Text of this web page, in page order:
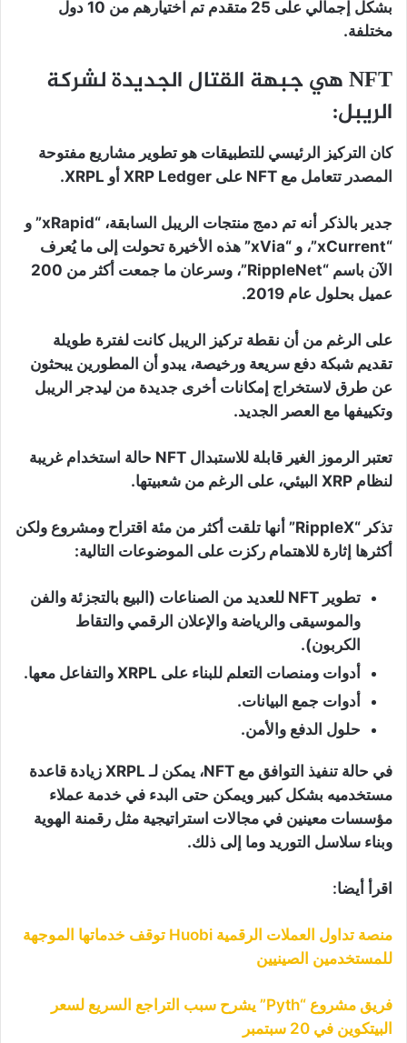
بشكل إجمالي على 25 متقدم تم اختيارهم من 10 دول
مختلفة.
NFT هي جبهة القتال الجديدة لشركة
الريبل:
كان التركيز الرئيسي للتطبيقات هو تطوير مشاريع مفتوحة
المصدر تتعامل مع NFT على XRP Ledger أو XRPL.
جدير بالذكر أنه تم دمج منتجات الريبل السابقة، “xRapid” و
“xCurrent”، و “xVia” هذه الأخيرة تحولت إلى ما يُعرف
الآن باسم “RippleNet”، وسرعان ما جمعت أكثر من 200
عميل بحلول عام 2019.
على الرغم من أن نقطة تركيز الريبل كانت لفترة طويلة
تقديم شبكة دفع سريعة ورخيصة، يبدو أن المطورين يبحثون
عن طرق لاستخراج إمكانات أخرى جديدة من ليدجر الريبل
وتكييفها مع العصر الجديد.
تعتبر الرموز الغير قابلة للاستبدال NFT حالة استخدام غريبة
لنظام XRP البيئي، على الرغم من شعبيتها.
تذكر “RippleX” أنها تلقت أكثر من مئة اقتراح ومشروع ولكن
أكثرها إثارة للاهتمام ركزت على الموضوعات التالية:
تطوير NFT للعديد من الصناعات (البيع بالتجزئة والفن
والموسيقى والرياضة والإعلان الرقمي والتقاط
الكربون).
أدوات ومنصات التعلم للبناء على XRPL والتفاعل معها.
أدوات جمع البيانات.
حلول الدفع والأمن.
في حالة تنفيذ التوافق مع NFT، يمكن لـ XRPL زيادة قاعدة
مستخدميه بشكل كبير ويمكن حتى البدء في خدمة عملاء
مؤسسات معينين في مجالات استراتيجية مثل رقمنة الهوية
وبناء سلاسل التوريد وما إلى ذلك.
اقرأ أيضا:
منصة تداول العملات الرقمية Huobi توقف خدماتها الموجهة
للمستخدمين الصينيين
فريق مشروع “Pyth” يشرح سبب التراجع السريع لسعر
البيتكوين في 20 سبتمبر